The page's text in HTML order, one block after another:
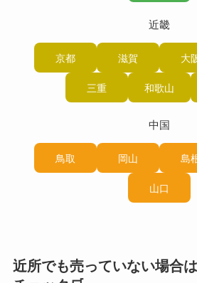
近畿
京都 滋賀 大
三重 和歌山
中国
鳥取 岡山 島
山口
近所でも売っていない場合